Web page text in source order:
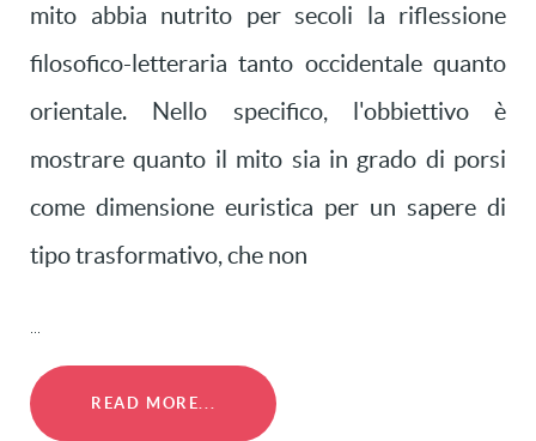
mito abbia nutrito per secoli la riflessione
filosofico-letteraria tanto occidentale quanto
orientale. Nello specifico, l'obbiettivo è
mostrare quanto il mito sia in grado di porsi
come dimensione euristica per un sapere di
tipo trasformativo, che non
READ MORE...